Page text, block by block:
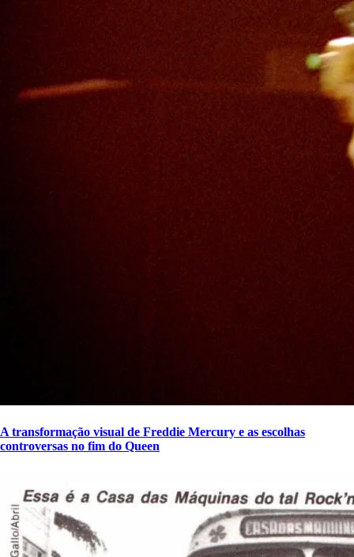
A transformação visual de Freddie Mercury e as escolhas
controversas no fim do Queen